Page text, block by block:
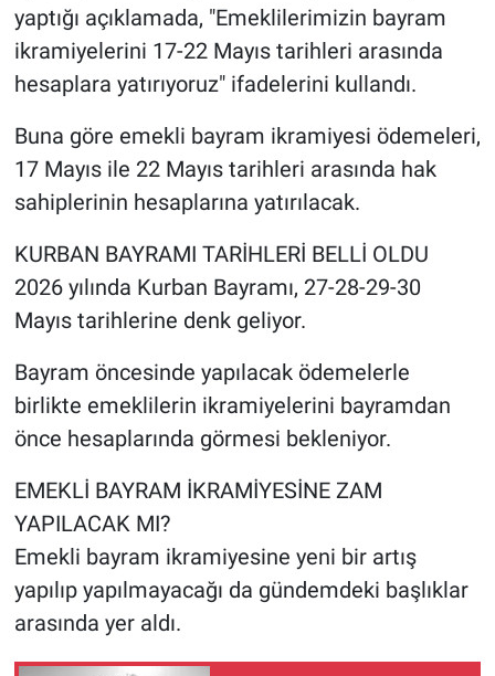
yaptığı açıklamada, "Emeklilerimizin bayram
ikramiyelerini 17-22 Mayıs tarihleri arasında
hesaplara yatırıyoruz" ifadelerini kullandı.
Buna göre emekli bayram ikramiyesi ödemeleri,
17 Mayıs ile 22 Mayıs tarihleri arasında hak
sahiplerinin hesaplarına yatırılacak.
KURBAN BAYRAMI TARİHLERİ BELLİ OLDU
2026 yılında Kurban Bayramı, 27-28-29-30
Mayıs tarihlerine denk geliyor.
Bayram öncesinde yapılacak ödemelerle
birlikte emeklilerin ikramiyelerini bayramdan
önce hesaplarında görmesi bekleniyor.
EMEKLİ BAYRAM İKRAMİYESİNE ZAM
YAPILACAK MI?
Emekli bayram ikramiyesine yeni bir artış
yapılıp yapılmayacağı da gündemdeki başlıklar
arasında yer aldı.